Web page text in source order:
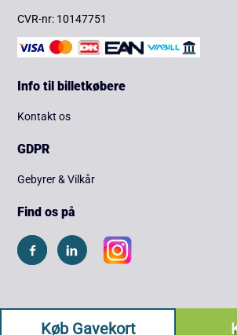
Køb Gavekort
CVR-nr: 10147751
Info til billetkøbere
Kontakt os
GDPR
Gebyrer & Vilkår
Find os på